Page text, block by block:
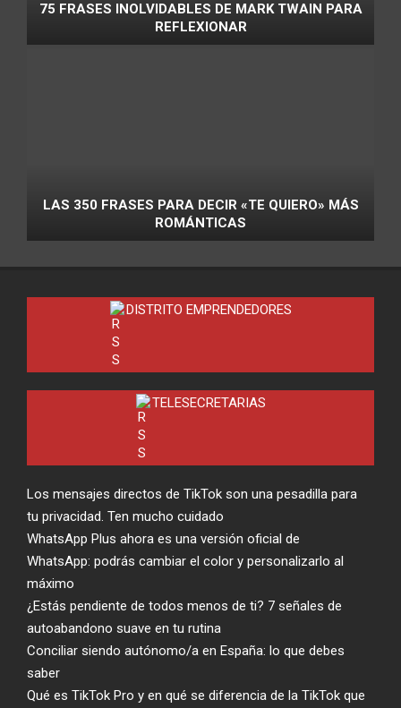
75 FRASES INOLVIDABLES DE MARK TWAIN PARA
REFLEXIONAR
LAS 350 FRASES PARA DECIR «TE QUIERO» MÁS
ROMÁNTICAS
DISTRITO EMPRENDEDORES
TELESECRETARIAS
Los mensajes directos de TikTok son una pesadilla para
tu privacidad. Ten mucho cuidado
WhatsApp Plus ahora es una versión oficial de
WhatsApp: podrás cambiar el color y personalizarlo al
máximo
¿Estás pendiente de todos menos de ti? 7 señales de
autoabandono suave en tu rutina
Conciliar siendo autónomo/a en España: lo que debes
saber
Qué es TikTok Pro y en qué se diferencia de la TikTok que